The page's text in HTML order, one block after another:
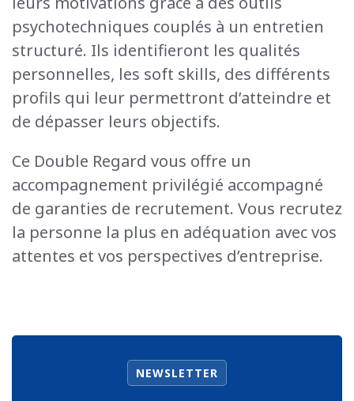
psychotechniques couplés à un entretien
structuré. Ils identifieront les qualités
personnelles, les soft skills, des différents
profils qui leur permettront d’atteindre et
de dépasser leurs objectifs.
Ce Double Regard vous offre un
accompagnement privilégié accompagné
de garanties de recrutement. Vous recrutez
la personne la plus en adéquation avec vos
attentes et vos perspectives d’entreprise.
NEWSLETTER